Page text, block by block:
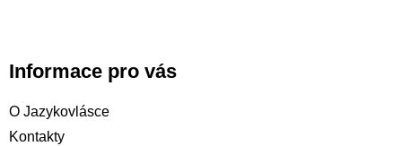
Informace pro vás
O Jazykovlásce
Kontakty